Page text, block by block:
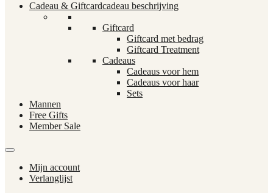
Cadeau & Giftcardcadeau beschrijving
Giftcard
Giftcard met bedrag
Giftcard Treatment
Cadeaus
Cadeaus voor hem
Cadeaus voor haar
Sets
Mannen
Free Gifts
Member Sale
Mijn account
Verlanglijst